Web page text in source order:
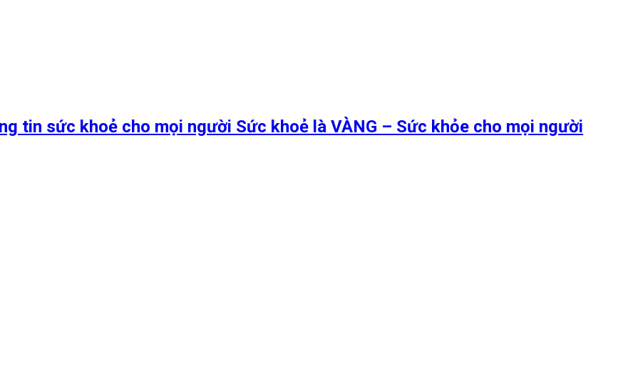
tin sức khoẻ cho mọi người Sức khoẻ là VÀNG – Sức khỏe cho mọi người